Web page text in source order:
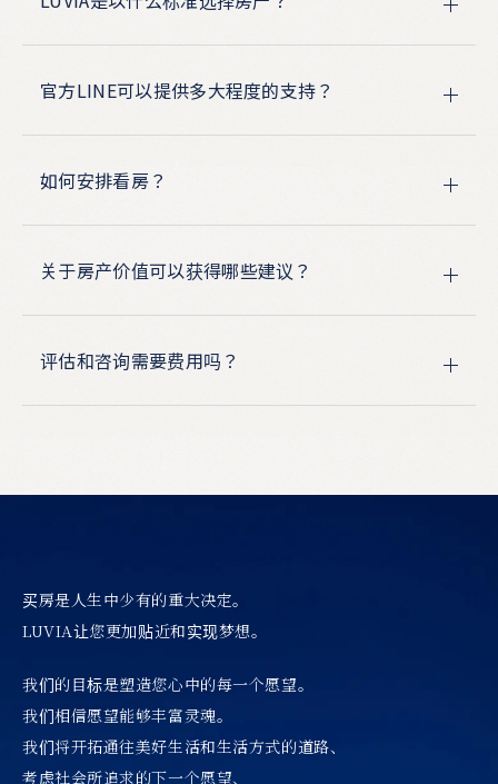
官方LINE可以提供多大程度的支持？
如何安排看房？
关于房产价值可以获得哪些建议？
评估和咨询需要费用吗？
买房是人生中少有的重大决定。
LUVIA让您更加贴近和实现梦想。
我们的目标是塑造您心中的每一个愿望。
我们相信愿望能够丰富灵魂。
我们将开拓通往美好生活和生活方式的道路、
考虑社会所追求的下一个愿望、